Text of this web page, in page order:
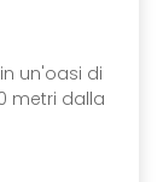
un'oasi di
metri dalla